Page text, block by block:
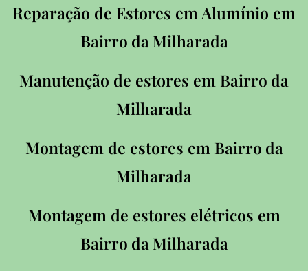
Reparação de Estores em Alumínio em
Bairro da Milharada
Manutenção de estores em Bairro da
Milharada
Montagem de estores em Bairro da
Milharada
Montagem de estores elétricos em
Bairro da Milharada